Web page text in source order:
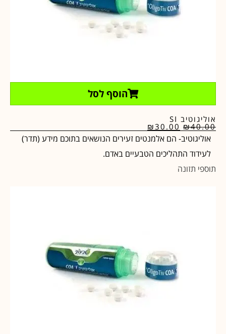
הוסף לסל
אוליגוטיב SI
₪40.00
₪30.00
אוליגוטיב- הם אלמנטים זעירים הנושאים בתוכם מידע (תדר)
לעידוד התהליכים הטבעיים באדם.
תוספי תזונה